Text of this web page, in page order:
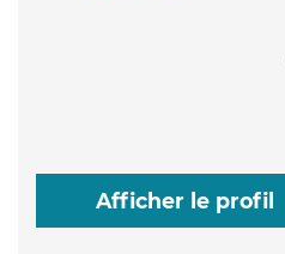
Afficher le profil